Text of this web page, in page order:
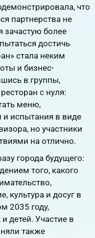
что
партнерства не
зачастую более
достичь
стала неким
и бизнес-
в группы,
с нуля:
меню,
и испытания в виде
но участники
на отлично.
города будущего:
того, какого
культура и досуг в
2035 году,
детей. Участие в
также